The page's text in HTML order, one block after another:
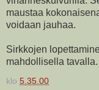
maustaa
voidaan jauhaa.
Sirkkojen
mahdollisella tavalla.
klo 5.35.00